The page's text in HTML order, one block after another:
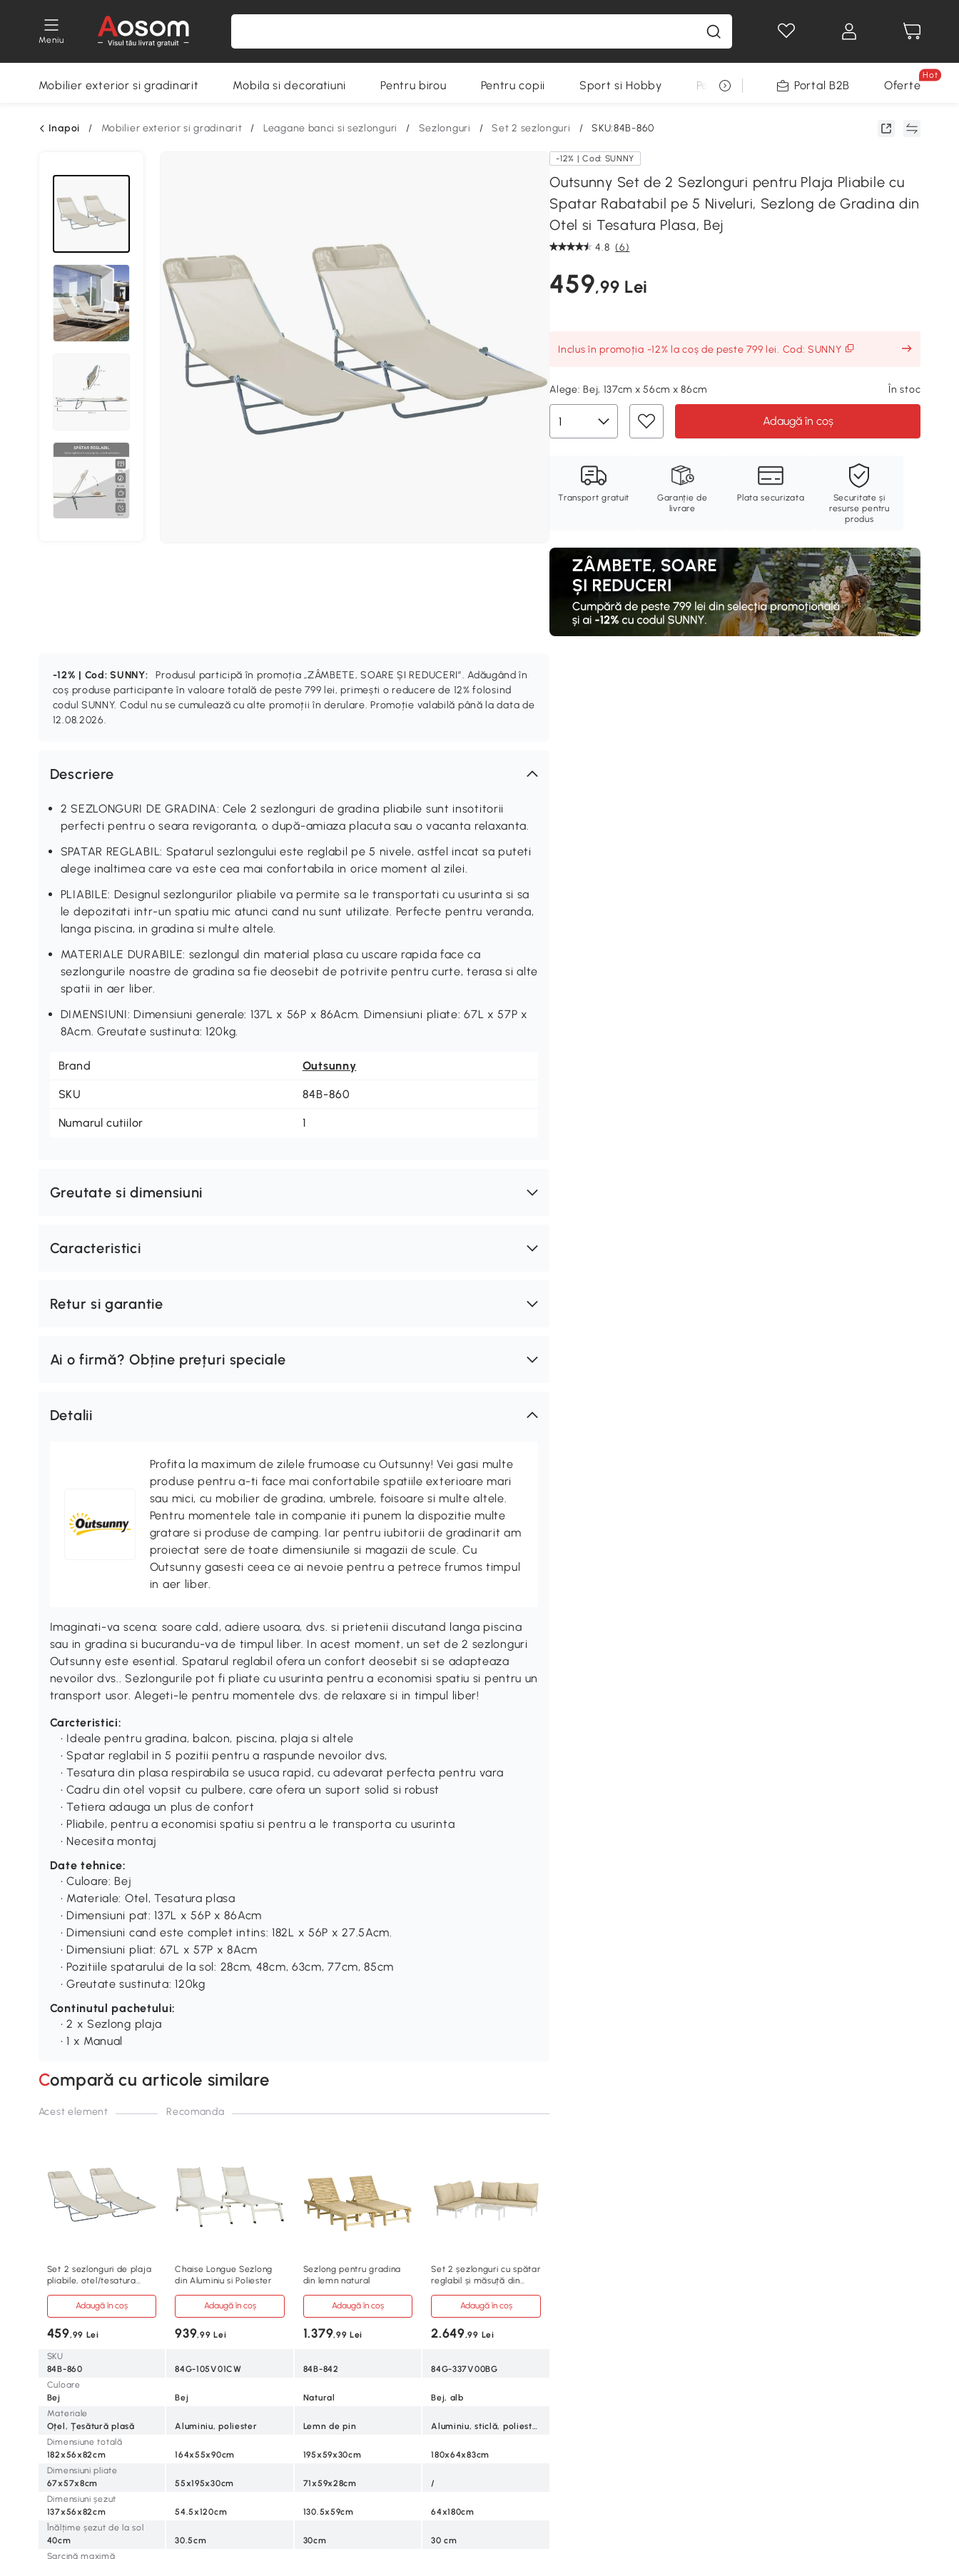
Meniu
Mobilier exterior si gradinarit Mobila si decoratiuni Pentru birou Pentru copii Sport si Hobby Pentru animale Decoratiuni Sarbatori
Portal B2B Oferte
Hot
Inapoi / Mobilier exterior si gradinarit / Leagane banci si sezlonguri / Sezlonguri / Set 2 sezlonguri / SKU:84B-860
-12% | Cod: SUNNY
Outsunny Set de 2 Sezlonguri pentru Plaja Pliabile cu
Spatar Rabatabil pe 5 Niveluri, Sezlong de Gradina din
Otel si Tesatura Plasa, Bej
4.8 (6)
459,99 Lei
Inclus în promoția -12% la coș de peste 799 lei. Cod: SUNNY
Alege:Bej, 137cm x 56cm x 86cm În stoc
Adaugă în coș
Transport gratuit
Garanție de
livrare
Plata securizata
Securitate și
resurse pentru
produs
-12% | Cod: SUNNY:
Produsul participă în promoția „ZÂMBETE, SOARE ȘI REDUCERI”. Adăugând în
coș produse participante în valoare totală de peste 799 lei, primești o reducere de 12% folosind
codul SUNNY. Codul nu se cumulează cu alte promoții în derulare. Promoție valabilă până la data de
12.08.2026.
Descriere
2 SEZLONGURI DE GRADINA: Cele 2 sezlonguri de gradina pliabile sunt insotitorii
perfecti pentru o seara revigoranta, o după-amiaza placuta sau o vacanta relaxanta.
SPATAR REGLABIL: Spatarul sezlongului este reglabil pe 5 nivele, astfel incat sa puteti
alege inaltimea care va este cea mai confortabila in orice moment al zilei.
PLIABILE: Designul sezlongurilor pliabile va permite sa le transportati cu usurinta si sa
le depozitati intr-un spatiu mic atunci cand nu sunt utilizate. Perfecte pentru veranda,
langa piscina, in gradina si multe altele.
MATERIALE DURABILE: sezlongul din material plasa cu uscare rapida face ca
sezlongurile noastre de gradina sa fie deosebit de potrivite pentru curte, terasa si alte
spatii in aer liber.
DIMENSIUNI: Dimensiuni generale: 137L x 56P x 86Acm. Dimensiuni pliate: 67L x 57P x
8Acm. Greutate sustinuta: 120kg.
Brand Outsunny
SKU 84B-860
Numarul cutiilor 1
Greutate si dimensiuni
Caracteristici
Retur si garantie
Ai o firmă? Obține prețuri speciale
Detalii
Profita la maximum de zilele frumoase cu Outsunny! Vei gasi multe
produse pentru a-ti face mai confortabile spatiile exterioare mari
sau mici, cu mobilier de gradina, umbrele, foisoare si multe altele.
Pentru momentele tale in companie iti punem la dispozitie multe
gratare si produse de camping. Iar pentru iubitorii de gradinarit am
proiectat sere de toate dimensiunile si magazii de scule. Cu
Outsunny gasesti ceea ce ai nevoie pentru a petrece frumos timpul
in aer liber.
Imaginati-va scena: soare cald, adiere usoara, dvs. si prietenii discutand langa piscina
sau in gradina si bucurandu-va de timpul liber. In acest moment, un set de 2 sezlonguri
Outsunny este esential. Spatarul reglabil ofera un confort deosebit si se adapteaza
nevoilor dvs.. Sezlongurile pot fi pliate cu usurinta pentru a economisi spatiu si pentru un
transport usor. Alegeti-le pentru momentele dvs. de relaxare si in timpul liber!
Carcteristici:
• Ideale pentru gradina, balcon, piscina, plaja si altele
• Spatar reglabil in 5 pozitii pentru a raspunde nevoilor dvs,
• Tesatura din plasa respirabila se usuca rapid, cu adevarat perfecta pentru vara
• Cadru din otel vopsit cu pulbere, care ofera un suport solid si robust
• Tetiera adauga un plus de confort
• Pliabile, pentru a economisi spatiu si pentru a le transporta cu usurinta
• Necesita montaj
Date tehnice:
• Culoare: Bej
• Materiale: Otel, Tesatura plasa
• Dimensiuni pat: 137L x 56P x 86Acm
• Dimensiuni cand este complet intins: 182L x 56P x 27.5Acm.
• Dimensiuni pliat: 67L x 57P x 8Acm
• Pozitiile spatarului de la sol: 28cm, 48cm, 63cm, 77cm, 85cm
• Greutate sustinuta: 120kg
Continutul pachetului:
• 2 x Sezlong plaja
• 1 x Manual
Compară cu articole similare
SKU
Culoare
Materiale
Dimensiune totală
Dimensiuni pliate
Dimensiuni șezut
Înălțime șezut de la sol
Sarcină maximă
Acest element
Set 2 sezlonguri de plaja
pliabile, otel/tesatura
Adaugă în coș
459,99 Lei
84B-860
Bej
Oțel, Țesătură plasă
182x56x82cm
67x57x8cm
137x56x82cm
40cm
Recomanda
Chaise Longue Sezlong
din Aluminiu si Poliester
Adaugă în coș
939,99 Lei
84G-105V01CW
Bej
Aluminiu, poliester
164x55x90cm
55x195x30cm
54.5x120cm
30.5cm
Sezlong pentru gradina
din lemn natural
Adaugă în coș
1.379,99 Lei
84B-842
Natural
Lemn de pin
195x59x30cm
71x59x28cm
130.5x59cm
30cm
Set 2 șezlonguri cu spătar
reglabil și măsuță din
Adaugă în coș
2.649,99 Lei
84G-337V00BG
Bej, alb
180x64x83cm
/
64x180cm
30 cm